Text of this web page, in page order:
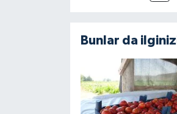
Bunlar da